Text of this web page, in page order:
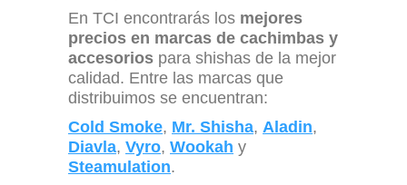
En TCI encontrarás los mejores
precios en marcas de cachimbas y
accesorios para shishas de la mejor
calidad. Entre las marcas que
distribuimos se encuentran:
Cold Smoke, Mr. Shisha, Aladin,
Diavla, Vyro, Wookah y
Steamulation.